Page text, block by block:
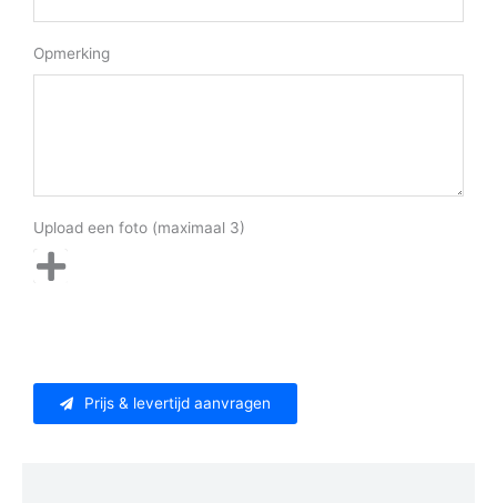
Opmerking
Upload een foto (maximaal 3)
Prijs & levertijd aanvragen